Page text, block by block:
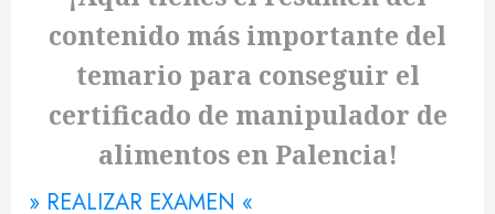
contenido más importante del
temario para conseguir el
certificado de manipulador de
alimentos en Palencia!
» REALIZAR EXAMEN «